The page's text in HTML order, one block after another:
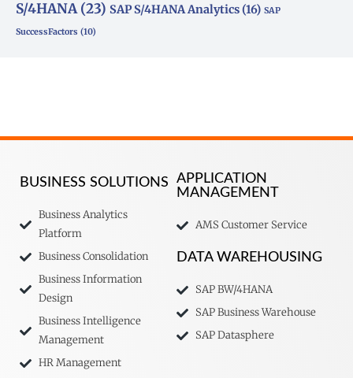
S/4HANA(23) SAP S/4HANA Analytics(16) SAP
SuccessFactors (10)
BUSINESS SOLUTIONS
Business Analytics
Platform
Business Consolidation
Business Information
Design
Business Intelligence
Management
HR Management
APPLICATION
MANAGEMENT
AMS Customer Service
DATA WAREHOUSING
SAP BW/4HANA
SAP Business Warehouse
SAP Datasphere